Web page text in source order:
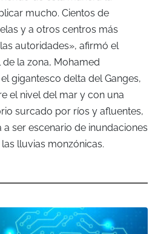
mucho. Cientos de
y a otros centros más
autoridades», afirmó el
la zona, Mohamed
gigantesco delta del Ganges,
el nivel del mar y con una
surcado por ríos y afluentes,
ser escenario de inundaciones
lluvias monzónicas.